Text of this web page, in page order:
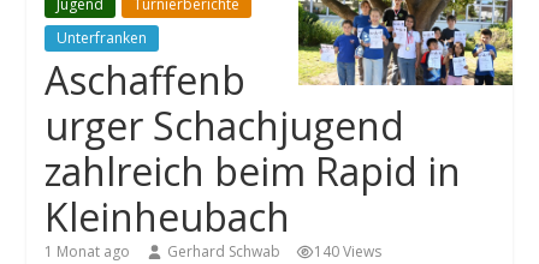
Jugend
Turnierberichte
Unterfranken
Aschaffenb
urger Schachjugend
zahlreich beim Rapid in
Kleinheubach
1 Monat ago Gerhard Schwab 140 Views